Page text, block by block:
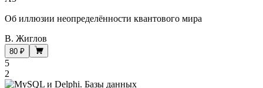
Об иллюзии неопределённости квантового мира
В. Жиглов
80 ₽
5
2